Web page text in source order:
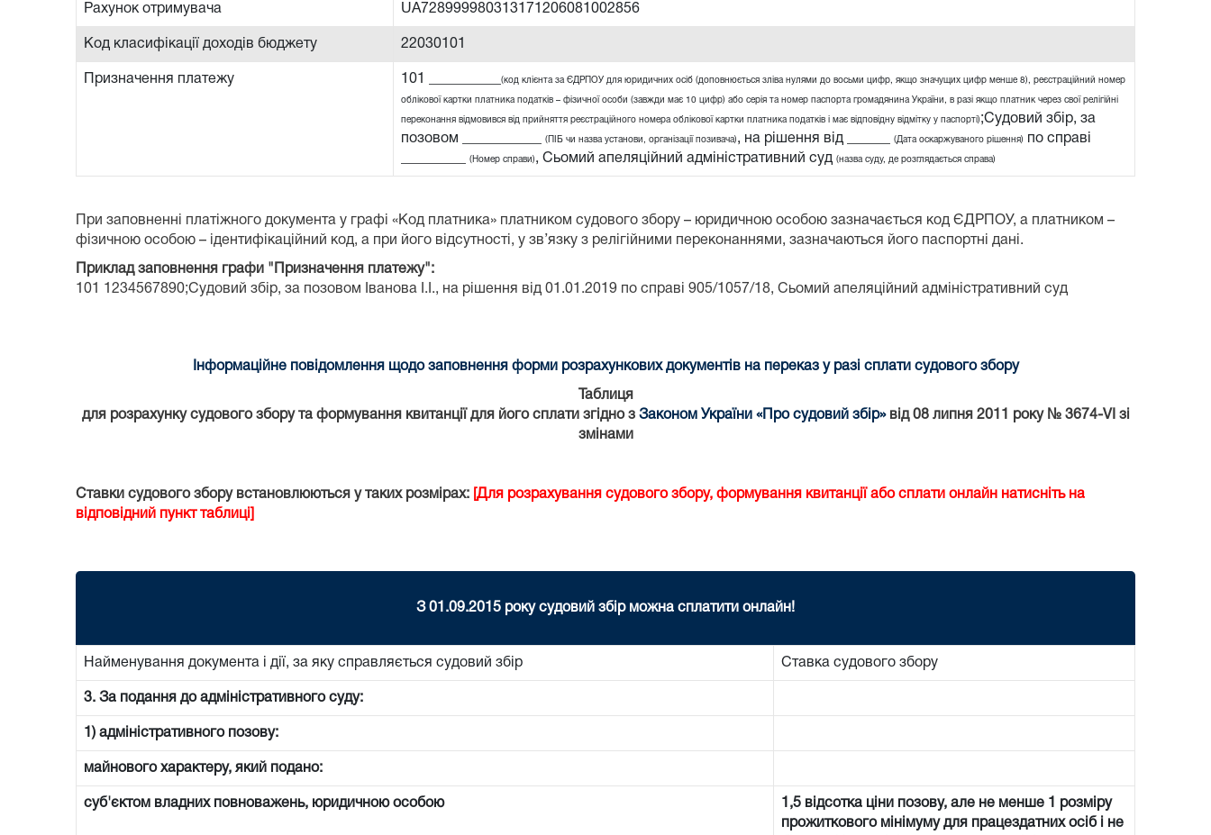
Рахунок отримувача UA728999980313171206081002856
Код класифікації доходів бюджету 22030101
Призначення платежу 101 __________ (код клієнта за ЄДРПОУ для юридичних осіб (доповнюється зліва нулями до восьми цифр, якщо значущих цифр менше 8), реєстраційний номер
облікової картки платника податків – фізичної особи (завжди має 10 цифр) або серія та номер паспорта громадянина України, в разі якщо платник через свої релігійні
переконання відмовився від прийняття реєстраційного номера облікової картки платника податків і має відповідну відмітку у паспорті) ;Судовий збір, за
позовом ___________
(ПІБ чи назва установи, організації позивача) , на рішення від ______ (Дата оскаржуваного рішення)
по справі
(Номер справи) , Сьомий апеляційний адміністративний суд (назва суду, де розглядається справа)
При заповненні платіжного документа у графі «Код платника» платником судового збору – юридичною особою зазначається код ЄДРПОУ, а платником –
фізичною особою – ідентифікаційний код, а при його відсутності, у зв’язку з релігійними переконаннями, зазначаються його паспортні дані.
Приклад заповнення графи "Призначення платежу":
101 1234567890;Судовий збір, за позовом Іванова І.І., на рішення від 01.01.2019 по справі 905/1057/18, Сьомий апеляційний адміністративний суд
Інформаційне повідомлення щодо заповнення форми розрахункових документів на переказ у разі сплати судового збору
Таблиця
для розрахунку судового збору та формування квитанції для його сплати згідно з Законом України «Про судовий збір»від 08 липня 2011 року № 3674-VI зі
змінами
Ставки судового збору встановлюються у таких розмірах: [Для розрахування судового збору, формування квитанції або сплати онлайн натисніть на
відповідний пункт таблиці]
З 01.09.2015 року судовий збір можна сплатити онлайн!
Найменування документа і дії, за яку справляється судовий збір Ставка судового збору
3. За подання до адміністративного суду:
1) адміністративного позову:
майнового характеру, який подано:
суб'єктом владних повноважень, юридичною особою
1,5 відсотка ціни позову, але не менше 1 розміру
прожиткового мінімуму для працездатних осіб і не